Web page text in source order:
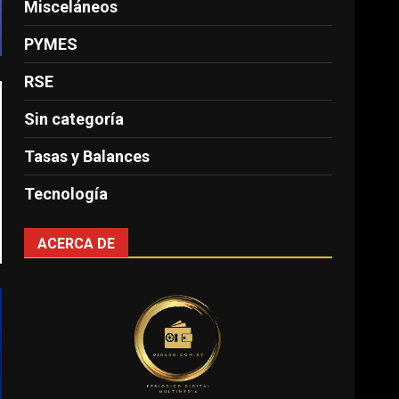
Misceláneos
PYMES
RSE
Sin categoría
Tasas y Balances
Tecnología
ACERCA DE